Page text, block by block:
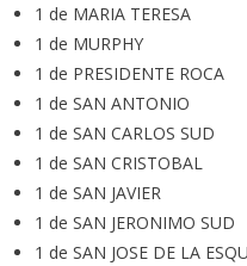
1 de MARIA TERESA
1 de MURPHY
1 de PRESIDENTE ROCA
1 de SAN ANTONIO
1 de SAN CARLOS SUD
1 de SAN CRISTOBAL
1 de SAN JAVIER
1 de SAN JERONIMO SUD
1 de SAN JOSE DE LA